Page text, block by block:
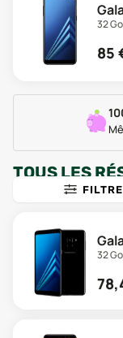
32
85
TOUS LES
32